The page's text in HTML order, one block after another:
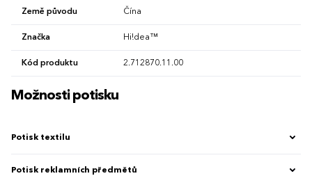
Země původu Čína
Značka Hi!dea™
Kód produktu 2.712870.11.00
Možnosti potisku
Potisk textilu
Potisk reklamních předmětů